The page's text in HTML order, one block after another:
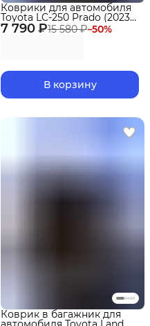
7 790 ₽15 580 ₽−50%
Коврики для автомобиля
Toyota LC-250 Prado (2023-)
Premium ("EVA 3D") в
cалон
В корзину
Коврик в багажник для